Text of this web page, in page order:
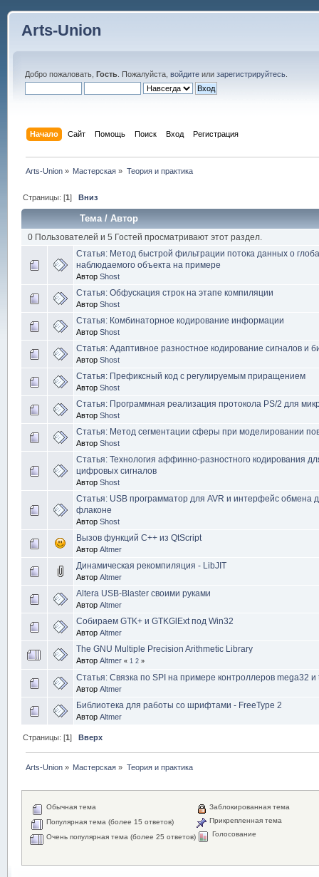
Arts-Union
Добро пожаловать, Гость. Пожалуйста, войдитеили зарегистрируйтесь.
Начало Сайт Помощь Поиск Вход Регистрация
Arts-Union » Мастерская » Теория и практика
Страницы: [1]Вниз
Тема/ Автор
0 Пользователей и 5 Гостей просматривают этот раздел.
Статья: Метод быстрой фильтрации потока данных о
наблюдаемого объекта на примере
Автор Shost
Статья: Обфускация строк на этапе компиляции
Автор Shost
Статья: Комбинаторное кодирование информации
Автор Shost
Статья: Адаптивное разностное кодирование сигналов и
Автор Shost
Статья: Префиксный код с регулируемым приращением
Автор Shost
Статья: Программная реализация протокола PS/2 для
Автор Shost
Статья: Метод сегментации сферы при моделировании
Автор Shost
Статья: Технология аффинно-разностного кодирования
цифровых сигналов
Автор Shost
Статья: USB программатор для AVR и интерфейс обмена
флаконе
Автор Shost
Вызов функций C++ из QtScript
Автор Altmer
Динамическая рекомпиляция - LibJIT
Автор Altmer
Altera USB-Blaster своими руками
Автор Altmer
Собираем GTK+ и GTKGlExt под Win32
Автор Altmer
The GNU Multiple Precision Arithmetic Library
Автор Altmer « 1 2»
Статья: Связка по SPI на примере контроллеров mega32 и
Автор Altmer
Библиотека для работы со шрифтами - FreeType 2
Автор Altmer
Страницы: [1]Вверх
Arts-Union » Мастерская » Теория и практика
Обычная тема
Популярная тема (более 15 ответов)
Очень популярная тема (более 25 ответов)
Заблокированная тема
Прикрепленная тема
Голосование